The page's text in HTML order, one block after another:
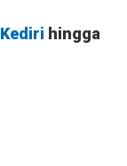
hingga